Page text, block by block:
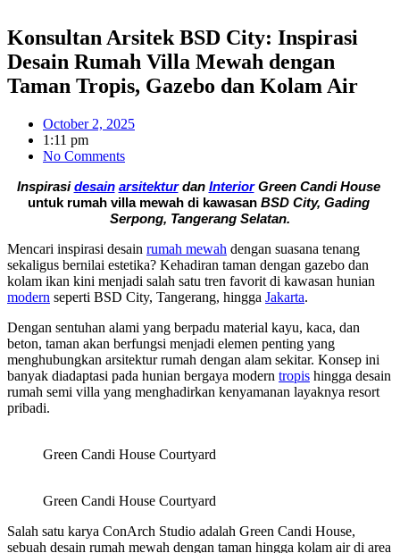
Konsultan Arsitek BSD City: Inspirasi
Desain Rumah Villa Mewah dengan
Taman Tropis, Gazebo dan Kolam Air
October 2, 2025
1:11 pm
No Comments
Inspirasi desain arsitektur dan Interior
Green Candi House
untuk rumah villa mewah di kawasan BSD City, Gading
Serpong, Tangerang Selatan.
Mencari inspirasi desain rumah mewah dengan suasana tenang
sekaligus bernilai estetika? Kehadiran taman dengan gazebo dan
kolam ikan kini menjadi salah satu tren favorit di kawasan hunian
modern seperti BSD City, Tangerang, hingga Jakarta.
Dengan sentuhan alami yang berpadu material kayu, kaca, dan
beton, taman akan berfungsi menjadi elemen penting yang
menghubungkan arsitektur rumah dengan alam sekitar. Konsep ini
banyak diadaptasi pada hunian bergaya modern tropis hingga desain
rumah semi villa yang menghadirkan kenyamanan layaknya resort
pribadi.
Green Candi House Courtyard
Green Candi House Courtyard
Salah satu karya ConArch Studio adalah Green Candi House,
sebuah desain rumah mewah dengan taman hingga kolam air di area